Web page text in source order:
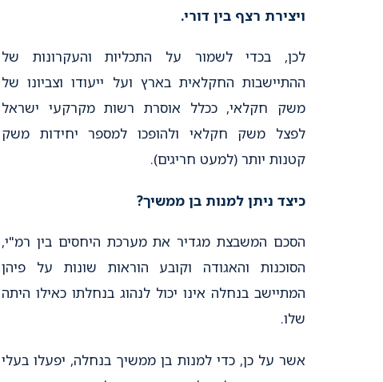
ויצירת רצף בין דורי.
לכן, בכדי לשמור על התכליות והעקרונות של
ההתיישבות החקלאית בארץ ועל ייעודו וצביונו של
משק חקלאי, ככלל אוסרת רשות מקרקעי ישראל
לפצל משק חקלאי ולהופכו למספר יחידות משק
קטנות יותר (למעט חריגים).
כיצד ניתן למנות בן ממשיך?
הסכם המשבצת מגדיר את מערכת היחסים בין רמ"י,
הסוכנות והאגודה וקובע הוראות שונות על פיהן
המתיישב בנחלה אינו יכול לנהוג בנחלתו כאילו היתה
שלו.
אשר על כן, כדי למנות בן ממשיך בנחלה, יפעלו בעלי